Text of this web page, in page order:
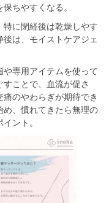
ちやすくなる。
に閉経後は乾燥しやす
は、モイストケアジェ
専用アイテムを使って
ことで、血流が促さ
のやわらぎが期待でき
め、慣れてきたら無理の
ント。